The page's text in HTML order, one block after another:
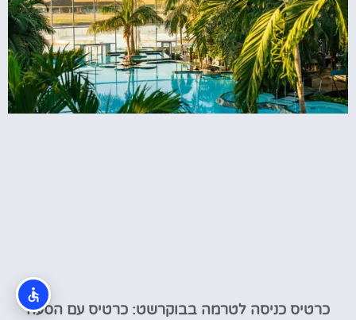
כרטיס כניסה לטרמה בבוקרשט: כרטיס עם הסעה